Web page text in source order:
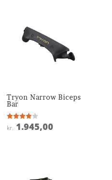
Tryon Narrow Biceps
Bar
Vurderet
3.9
kr. 1.945,00